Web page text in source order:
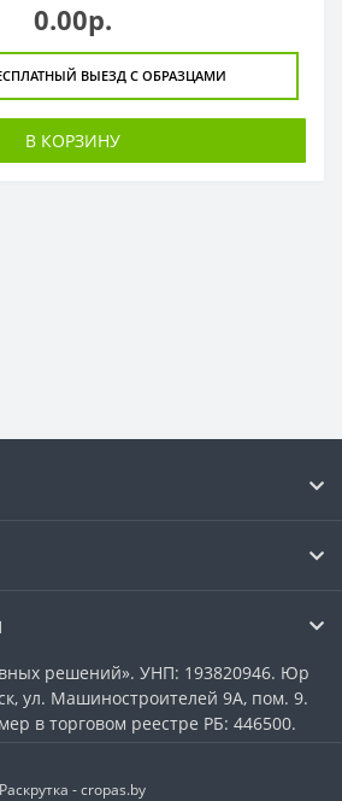
0.00р.
ВЫЕЗД С ОБРАЗЦАМИ
В КОРЗИНУ
решений». УНП: 193820946. Юр
ул. Машиностроителей 9А, пом. 9.
в торговом реестре РБ: 446500.
Раскрутка -cropas.by